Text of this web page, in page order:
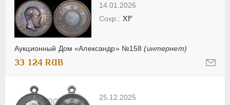
14.01.2026
Аукционный Дом «Александр» №158(интернет)
XF
33 124 RUB
25.12.2025